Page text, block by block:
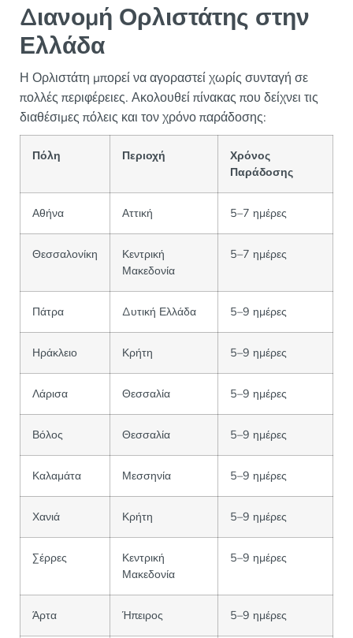
Διανομή Ορλιστάτης στην
Ελλάδα
Η Ορλιστάτη μπορεί να αγοραστεί χωρίς συνταγή σε
πολλές περιφέρειες. Ακολουθεί πίνακας που δείχνει τις
διαθέσιμες πόλεις και τον χρόνο παράδοσης:
Πόλη Περιοχή
Χρόνος
Παράδοσης
Αθήνα Αττική 5–7 ημέρες
Θεσσαλονίκη
Κεντρική
Μακεδονία
5–7 ημέρες
Πάτρα Δυτική Ελλάδα 5–9 ημέρες
Ηράκλειο Κρήτη 5–9 ημέρες
Λάρισα Θεσσαλία 5–9 ημέρες
Βόλος Θεσσαλία 5–9 ημέρες
Καλαμάτα Μεσσηνία 5–9 ημέρες
Χανιά Κρήτη 5–9 ημέρες
Σέρρες
Κεντρική
Μακεδονία
5–9 ημέρες
Άρτα Ήπειρος 5–9 ημέρες